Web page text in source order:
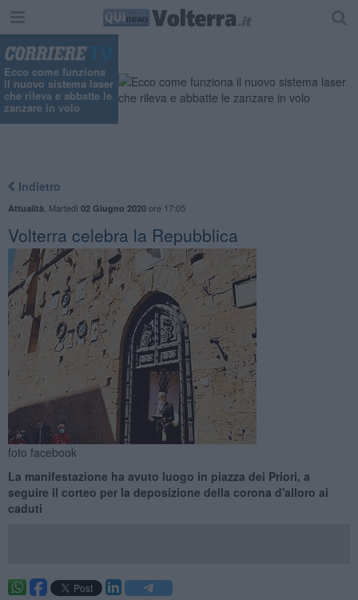
Ecco come funziona
il nuovo sistema laser
che rileva e abbatte le
zanzare in volo
Indietro
Attualità Martedì 02 Giugno 2020ore 17:05
Volterra celebra la Repubblica
foto facebook
La manifestazione ha avuto luogo in piazza dei Priori, a
seguire il corteo per la deposizione della corona d'alloro ai
caduti